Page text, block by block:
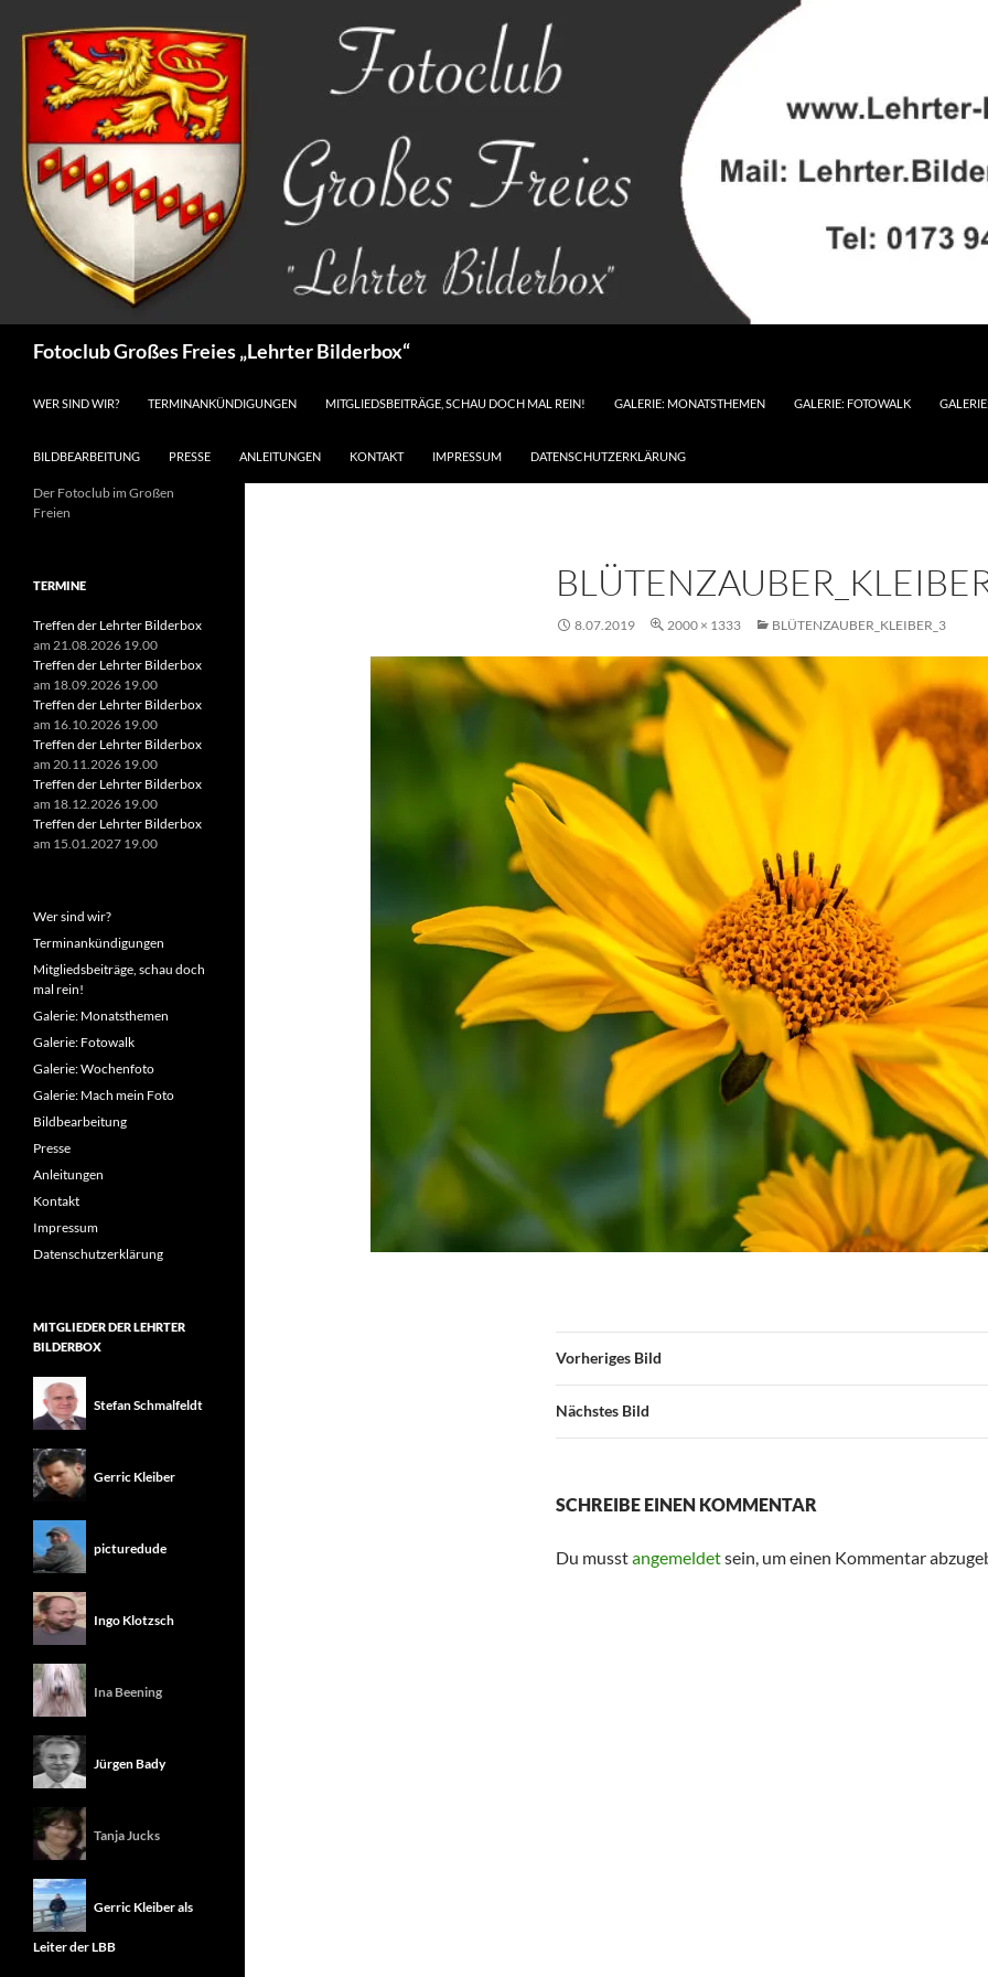
Inhalt
springen
Fotoclub Großes Freies „Lehrter Bilderbox“
WER SIND WIR? TERMINANKÜNDIGUNGEN MITGLIEDSBEITRÄGE, SCHAU DOCH MAL REIN! GALERIE: MONATSTHEMEN GALERIE: FOTOWALK
BILDBEARBEITUNG PRESSE ANLEITUNGEN KONTAKT IMPRESSUM DATENSCHUTZERKLÄRUNG
8.07.2019 2000 × 1333 BLÜTENZAUBER_KLEIBER_3
Vorheriges Bild
Nächstes Bild
SCHREIBE EINEN KOMMENTAR
Du musstangemeldetsein, um einen Kommentar
Der Fotoclub im Großen
Freien
Suchen
TERMINE
Treffen der Lehrter Bilderbox
am 21.08.2026 19.00
Treffen der Lehrter Bilderbox
am 18.09.2026 19.00
Treffen der Lehrter Bilderbox
am 16.10.2026 19.00
Treffen der Lehrter Bilderbox
am 20.11.2026 19.00
Treffen der Lehrter Bilderbox
am 18.12.2026 19.00
Treffen der Lehrter Bilderbox
am 15.01.2027 19.00
Wer sind wir?
Terminankündigungen
Mitgliedsbeiträge, schau doch
mal rein!
Galerie: Monatsthemen
Galerie: Fotowalk
Galerie: Wochenfoto
Galerie: Mach mein Foto
Bildbearbeitung
Presse
Anleitungen
Kontakt
Impressum
Datenschutzerklärung
MITGLIEDER DER LEHRTER
BILDERBOX
Stefan Schmalfeldt
Gerric Kleiber
picturedude
Ingo Klotzsch
Ina Beening
Jürgen Bady
Tanja Jucks
Gerric Kleiber als
Leiter der LBB